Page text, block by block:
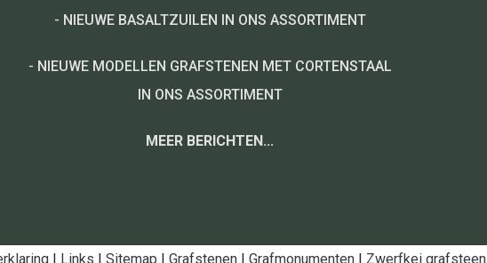
- NIEUWE BASALTZUILEN IN ONS ASSORTIMENT
- NIEUWE MODELLEN GRAFSTENEN MET CORTENSTAAL
IN ONS ASSORTIMENT
MEER BERICHTEN...
| Links | Sitemap | Grafstenen | Grafmonumenten | Zwerfkei grafsteen